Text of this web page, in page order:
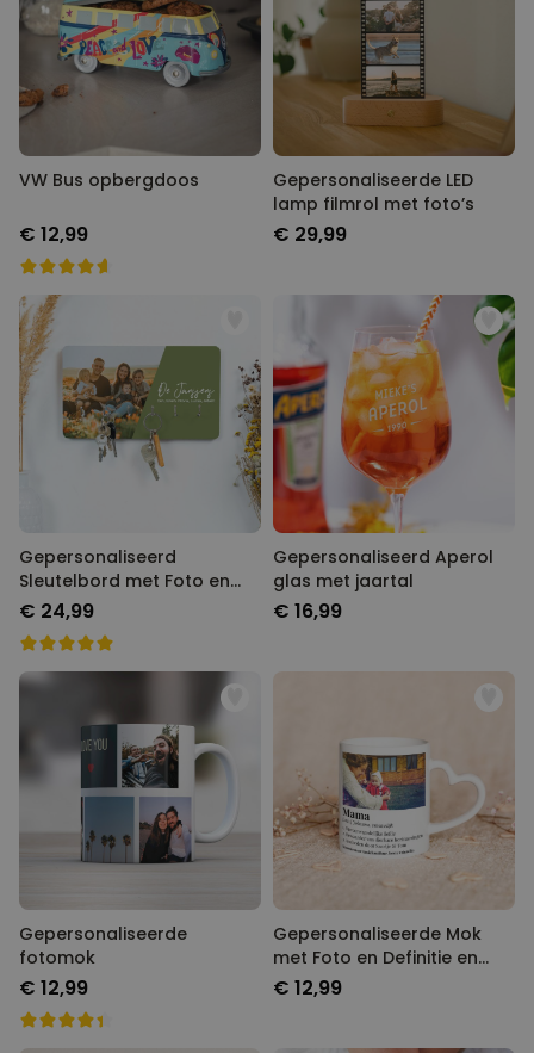
VW Bus opbergdoos
€ 12,99
Gepersonaliseerde LED
lamp filmrol met foto’s
€ 29,99
Gepersonaliseerd
Sleutelbord met Foto en
Tekst
€ 24,99
Gepersonaliseerd Aperol
glas met jaartal
€ 16,99
Gepersonaliseerde
fotomok
€ 12,99
Gepersonaliseerde Mok
met Foto en Definitie en
Hart-handvat
€ 12,99